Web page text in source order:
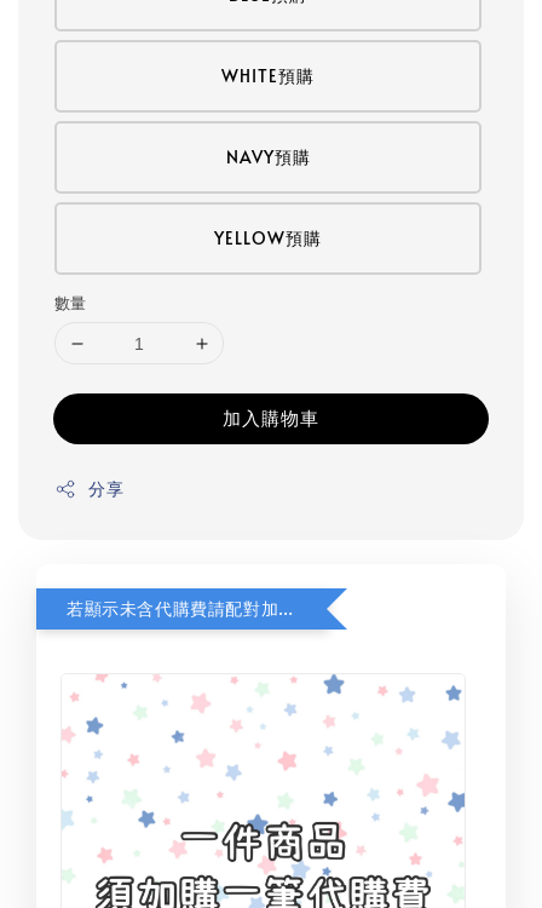
WHITE預購
NAVY預購
YELLOW預購
數量
加入購物車
分享
若顯示未含代購費請配對加購(未加購視同無效訂單)